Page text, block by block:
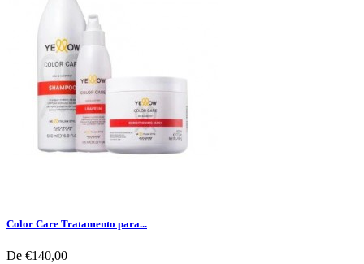
Color Care Tratamento para...
De €140,00